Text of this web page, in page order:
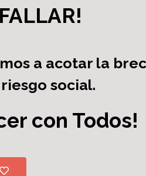
a acotar la
social.
con Todos!